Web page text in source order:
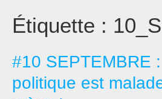
Étiquette :
#10 SEPTEMBRE
politique est